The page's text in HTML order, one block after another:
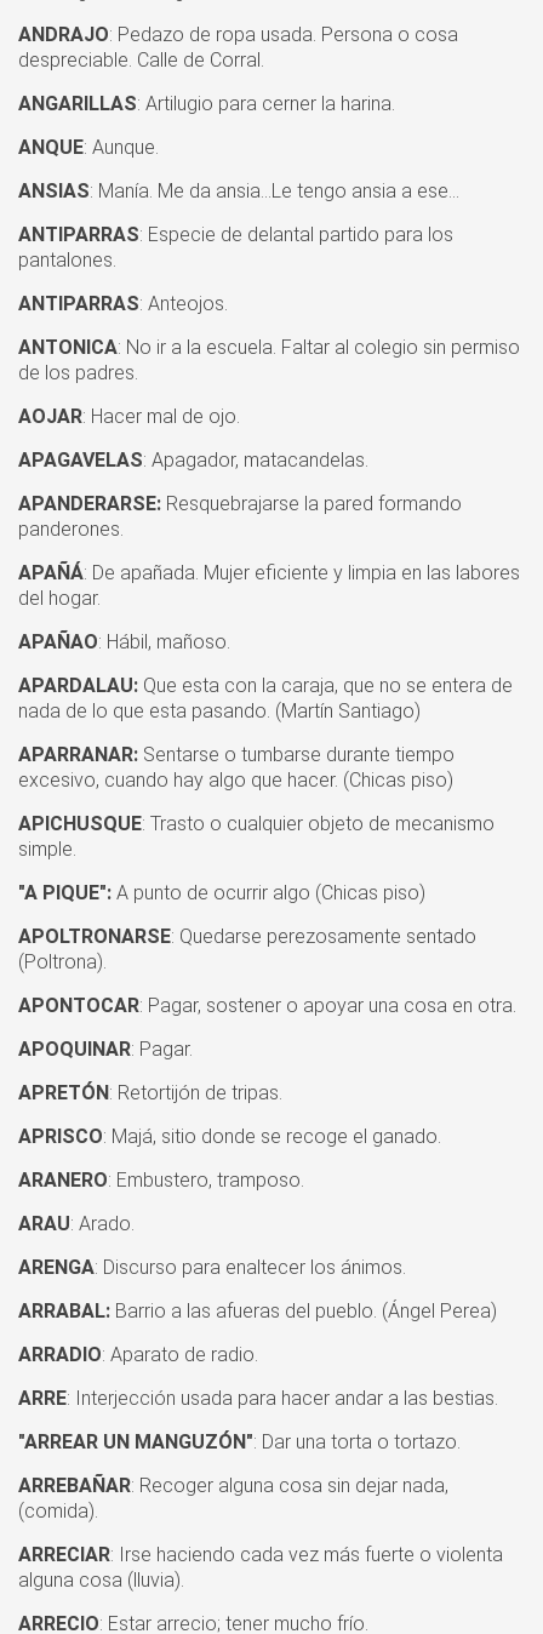
ANDRAJO: Pedazo de ropa usada. Persona o cosa
despreciable. Calle de Corral.
ANGARILLAS: Artilugio para cerner la harina.
ANQUE: Aunque.
ANSIAS: Manía. Me da ansia...Le tengo ansia a ese...
ANTIPARRAS: Especie de delantal partido para los
pantalones.
ANTIPARRAS: Anteojos.
ANTONICA: No ir a la escuela. Faltar al colegio sin permiso
de los padres.
AOJAR: Hacer mal de ojo.
APAGAVELAS: Apagador, matacandelas.
APANDERARSE: Resquebrajarse la pared formando
panderones.
APAÑÁ: De apañada. Mujer eficiente y limpia en las labores
del hogar.
APAÑAO: Hábil, mañoso.
APARDALAU: Que esta con la caraja, que no se entera de
nada de lo que esta pasando. (Martín Santiago)
APARRANAR: Sentarse o tumbarse durante tiempo
excesivo, cuando hay algo que hacer. (Chicas piso)
APICHUSQUE: Trasto o cualquier objeto de mecanismo
simple.
"A PIQUE": A punto de ocurrir algo (Chicas piso)
APOLTRONARSE: Quedarse perezosamente sentado
(Poltrona).
APONTOCAR: Pagar, sostener o apoyar una cosa en otra.
APOQUINAR: Pagar.
APRETÓN: Retortijón de tripas.
APRISCO: Majá, sitio donde se recoge el ganado.
ARANERO: Embustero, tramposo.
ARAU: Arado.
ARENGA: Discurso para enaltecer los ánimos.
ARRABAL: Barrio a las afueras del pueblo. (Ángel Perea)
ARRADIO: Aparato de radio.
ARRE: Interjección usada para hacer andar a las bestias.
"ARREAR UN MANGUZÓN": Dar una torta o tortazo.
ARREBAÑAR: Recoger alguna cosa sin dejar nada,
(comida).
ARRECIAR: Irse haciendo cada vez más fuerte o violenta
alguna cosa (lluvia).
ARRECIO: Estar arrecio; tener mucho frío.